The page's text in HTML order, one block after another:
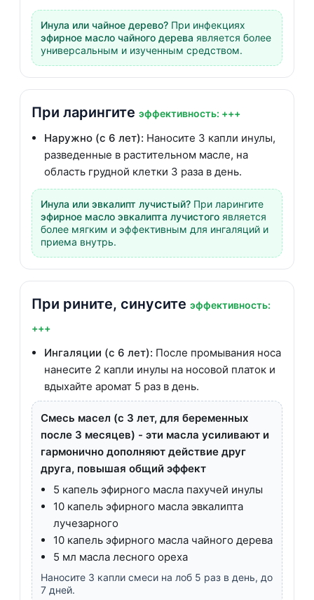
Инула или чайное дерево? При инфекциях
эфирное масло чайного дерева является более
универсальным и изученным средством.
При ларингите эффективность: +++
Наружно (с 6 лет): Наносите 3 капли инулы,
разведенные в растительном масле, на
область грудной клетки 3 раза в день.
Инула или эвкалипт лучистый? При ларингите
эфирное масло эвкалипта лучистого является
более мягким и эффективным для ингаляций и
приема внутрь.
При рините, синусите эффективность:
+++
Ингаляции (с 6 лет): После промывания носа
нанесите 2 капли инулы на носовой платок и
вдыхайте аромат 5 раз в день.
Смесь масел (с 3 лет, для беременных
после 3 месяцев) - эти масла усиливают и
гармонично дополняют действие друг
друга, повышая общий эффект
5 капель эфирного масла пахучей инулы
10 капель эфирного масла эвкалипта
лучезарного
10 капель эфирного масла чайного дерева
5 мл масла лесного ореха
Наносите 3 капли смеси на лоб 5 раз в день, до
7 дней.